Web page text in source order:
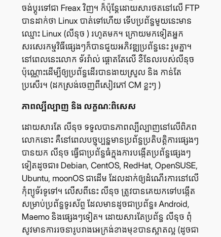
ចង់​ប្ដូរ​ទៅ​ជា Freax វិញ។ ក៏​ប៉ុន្តែ​ដោយ​សារ​ថត​នៅ​លើ FTP
បាន​ដាក់​ថា Linux បាត់​ទៅ​ហើយ ទើប​ប្រព័ន្ធ​មួយ​នេះ​មាន​
ឈ្មោះ Linux (លីនុច ) រហូត​មក។ ក្រោយ​មក​ទៀត​អ្នក​
សរសេរ​កម្មវិធី​ផ្សេងៗ​ក៏​បាន​ជួយ​អភិវឌ្ឍ​ប្រព័ន្ធ​នេះ​ រួម​គ្នា។
នៅ​ពេល​នេះ​លោក ទ័រវ៉ាល់ ផ្ដោត​តែ​លើ ខឺនែល​របស់​លីនុច
ប៉ុណ្ណោះ​ដើម្បី​ឲ្យ​ប្រព័ន្ធ​ដើរ​បាន​ងាយ​ស្រួល និង កាន់​តែ​
ប្រសើរ។ (ដក​ស្រង់​ចេញ​ពី​សៀវភៅ CM ខ្លះៗ )
ភាព​ល្បី​ល្បាញ និង លក្ខណៈ​ពិសេស
ដោយ​សារ​តែ លីនុច ទទួល​បាន​ភាព​ល្បីល្បាញ​នៅ​លើ​ពិភព​
លោក​នោះ គឺ​នៅ​ពេល​បច្ចុប្បន្ន​មាន​ប្រព័ន្ធ​ប្រតិបត្តិការ​ផ្សេងៗ​
បាន​យក លីនុច ធ្វើ​ជា​ប្រព័ន្ធ​ធំ​ក្នុង​ការ​បង្កើត​ប្រព័ន្ធ​ផ្សេងៗ​
ទៀត​ដូច​ជា៖ Debian, CentOS, RedHat, OpenSUSE,
Ubuntu, moonOS ជា​ដើម ដែល​ដាក់​ឲ្យ​ដំណើរការ​នៅ​លើ​
កុំព្យូទ័រ​ទូទៅ។ លើស​ពី​នេះ លីនុច ត្រូវ​បាន​គេ​យក​ទៅ​បង្កើត​
សម្រាប់​ប្រព័ន្ធ​ទូរស័ព្ទ ដែល​មាន​ដូច​ជា​ប្រព័ន្ធ៖ Android,
Maemo និង​ផ្សេងៗ​ទៀត។ ដោយ​សារ​តែ​ប្រព័ន្ធ លីនុច ពុំ​
សូវ​មាន​ការ​រចនា​រូប​រាង​អេក្រង់​ខាង​មុខ​បាន​ស្អាត​ល្អ (ដូច​ជា​